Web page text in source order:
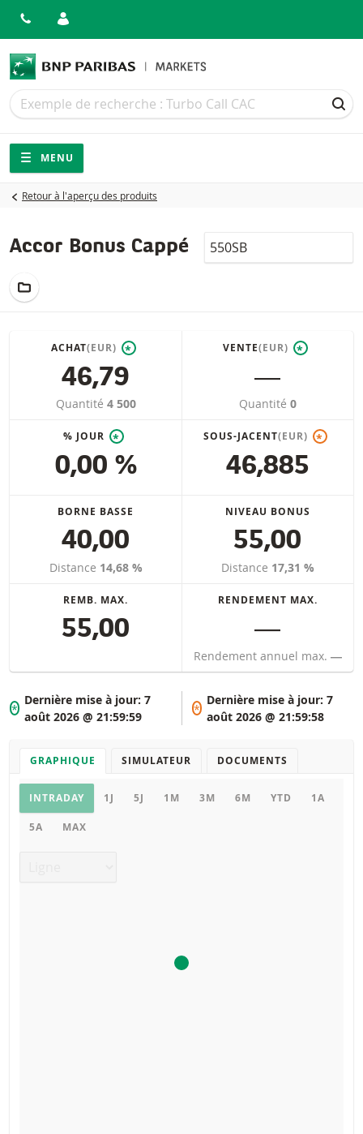
Recherche
Recherche
Navigation
Navigation sur le site
MENU
Retour à l'aperçu des produits
Accor Bonus Cappé LocalCode
ACHAT(EUR) *
46,79
Quantité 4 500
VENTE(EUR) *
―
Quantité 0
% JOUR *
0,00 %
SOUS-JACENT(EUR) *
46,885
BORNE BASSE
40,00
Distance 14,68 %
NIVEAU BONUS
55,00
Distance 17,31 %
REMB. MAX.
55,00
RENDEMENT MAX.
―
Rendement annuel max. ―
*
Dernière mise à jour:7
août 2026 @ 21:59:59
*
Dernière mise à jour: 7
août 2026 @ 21:59:58
GRAPHIQUE SIMULATEUR DOCUMENTS
Graphique
INTRADAY 1J 5J 1M 3M 6M YTD 1A
5A MAX